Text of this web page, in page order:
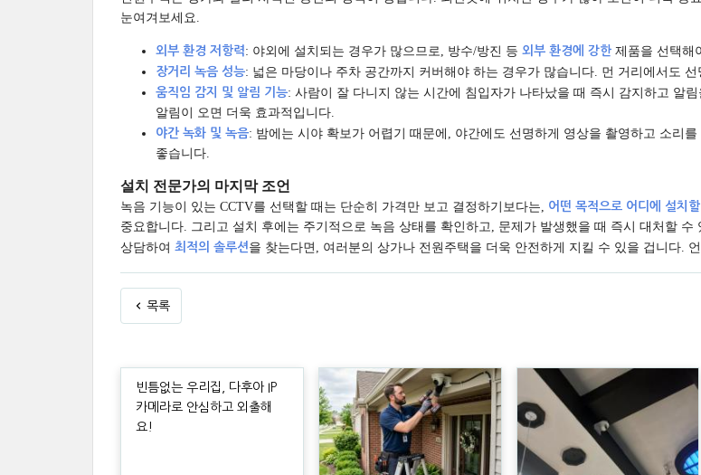
눈여겨보세요.
외부 환경 저항력: 야외에 설치되는 경우가 많으므로, 방수/방진 등 외부 환경에 강한 제품을 선택해
장거리 녹음 성능: 넓은 마당이나 주차 공간까지 커버해야 하는 경우가 많습니다. 먼 거리에서도
움직임 감지 및 알림 기능: 사람이 잘 다니지 않는 시간에 침입자가 나타났을 때 즉시 감지하고 알
알림이 오면 더욱 효과적입니다.
야간 녹화 및 녹음: 밤에는 시야 확보가 어렵기 때문에, 야간에도 선명하게 영상을 촬영하고 소리
좋습니다.
설치 전문가의 마지막 조언
녹음 기능이 있는 CCTV를 선택할 때는 단순히 가격만 보고 결정하기보다는, 어떤 목적으로 어디에 설치할
중요합니다. 그리고 설치 후에는 주기적으로 녹음 상태를 확인하고, 문제가 발생했을 때 즉시 대처할
상담하여 최적의 솔루션을 찾는다면, 여러분의 상가나 전원주택을 더욱 안전하게 지킬 수 있을 겁니다.
목록
빈틈없는 우리집, 다후아 IP
카메라로 안심하고 외출해
요!